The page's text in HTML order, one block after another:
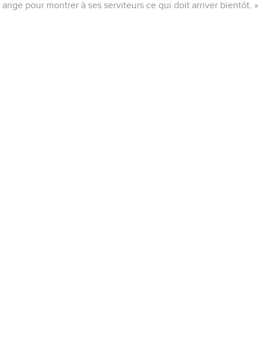
ange pour montrer à ses serviteurs ce qui doit arriver bientôt. »